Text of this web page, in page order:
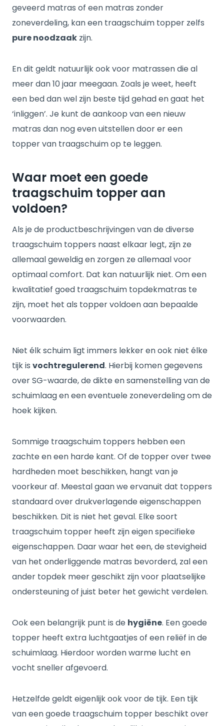
geveerd matras of een matras zonder
zoneverdeling, kan een traagschuim topper zelfs
pure noodzaak zijn.
En dit geldt natuurlijk ook voor matrassen die al
meer dan 10 jaar meegaan. Zoals je weet, heeft
een bed dan wel zijn beste tijd gehad en gaat het
‘inliggen’. Je kunt de aankoop van een nieuw
matras dan nog even uitstellen door er een
topper van traagschuim op te leggen.
Waar moet een goede
traagschuim topper aan
voldoen?
Als je de productbeschrijvingen van de diverse
traagschuim toppers naast elkaar legt, zijn ze
allemaal geweldig en zorgen ze allemaal voor
optimaal comfort. Dat kan natuurlijk niet. Om een
kwalitatief goed traagschuim topdekmatras te
zijn, moet het als topper voldoen aan bepaalde
voorwaarden.
Niet élk schuim ligt immers lekker en ook niet élke
tijk is vochtregulerend. Hierbij komen gegevens
over SG-waarde, de dikte en samenstelling van de
schuimlaag en een eventuele zoneverdeling om de
hoek kijken.
Sommige traagschuim toppers hebben een
zachte en een harde kant. Of de topper over twee
hardheden moet beschikken, hangt van je
voorkeur af. Meestal gaan we ervanuit dat toppers
standaard over drukverlagende eigenschappen
beschikken. Dit is niet het geval. Elke soort
traagschuim topper heeft zijn eigen specifieke
eigenschappen. Daar waar het een, de stevigheid
van het onderliggende matras bevorderd, zal een
ander topdek meer geschikt zijn voor plaatselijke
ondersteuning of juist beter het gewicht verdelen.
Ook een belangrijk punt is de hygiëne. Een goede
topper heeft extra luchtgaatjes of een reliëf in de
schuimlaag. Hierdoor worden warme lucht en
vocht sneller afgevoerd.
Hetzelfde geldt eigenlijk ook voor de tijk. Een tijk
van een goede traagschuim topper beschikt over